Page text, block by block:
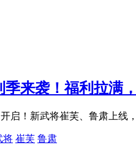
季来袭！福利拉满
开启！新武将崔芙、鲁肃上
将 崔芙 鲁肃